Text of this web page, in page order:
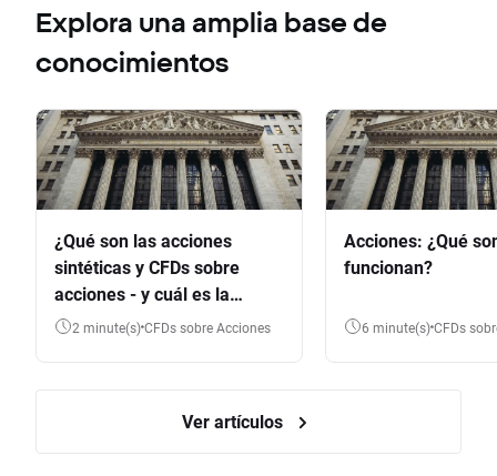
Explora una amplia base de
conocimientos
¿Qué son las acciones
sintéticas y CFDs sobre
acciones - y cuál es la
diferencia?
2 minute(s) CFDs sobre Acciones
Acciones: ¿Qué
funcionan?
6 minute(s) CFDs
Ver artículos